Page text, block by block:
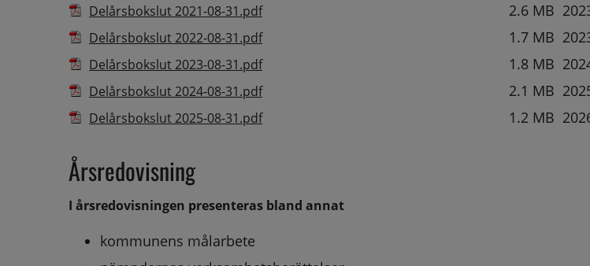
Delårsbokslut 2021-08-31.pdfPdf, 2.6 MB. 2.6 MB
Delårsbokslut 2022-08-31.pdfPdf, 1.7 MB. 1.7 MB
Delårsbokslut 2023-08-31.pdfPdf, 1.8 MB. 1.8 MB
Delårsbokslut 2024-08-31.pdfPdf, 2.1 MB. 2.1 MB
Delårsbokslut 2025-08-31.pdfPdf, 1.2 MB. 1.2 MB
Årsredovisning
I årsredovisningen presenteras bland annat
kommunens målarbete